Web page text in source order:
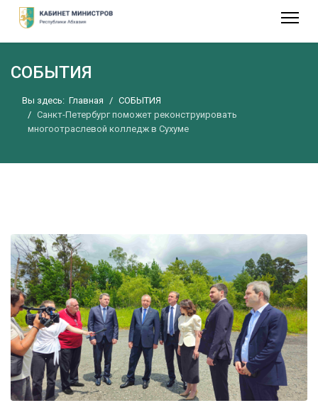
СОБЫТИЯ
Вы здесь: Главная
СОБЫТИЯ
Санкт-Петербург поможет реконструировать
многоотраслевой колледж в Сухуме